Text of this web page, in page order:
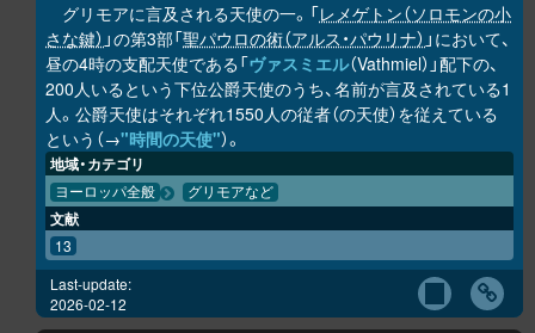
グリモアに言及される天使の一。「レメゲトン（ソロモンの小
さな鍵） 」の第3部「聖パウロの術（アルス・パウリナ） 」において、
昼の4時の支配天使である「ヴァスミエル（Vathmiel）」配下の、
200人いるという下位公爵天使のうち、名前が言及されている1
人。公爵天使はそれぞれ1550人の従者（の天使）を従えている
という（→"時間の天使"）。
地域・カテゴリ
ヨーロッパ全般 グリモアなど
文献
13
Last-update:
2026-02-12